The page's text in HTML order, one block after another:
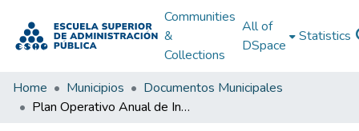
Communities
&
Collections
All of
DSpace
Statistics
Home Municipios
Documentos Municipales
Plan Operativo Anual de Inversiones Anapoima Cundinamarca 2011: POAI Anapoima Cundinamarca 2011